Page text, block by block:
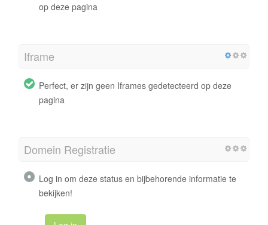
op deze pagina
Iframe
Perfect, er zijn geen Iframes gedetecteerd op deze
pagina
Domein Registratie
Log in om deze status en bijbehorende informatie te
bekijken!